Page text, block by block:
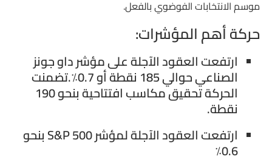
موسم الانتخابات الفوضوي بالفعل.
حركة أهم المؤشرات:
ارتفعت العقود الآجلة على مؤشر داو جونز
الصناعي حوالي 185 نقطة أو 0.7٪.تضمنت
الحركة تحقيق مكاسب افتتاحية بنحو 190
نقطة.
ارتفعت العقود الآجلة لمؤشر S&P 500 بنحو
0.6٪